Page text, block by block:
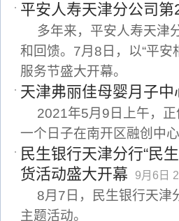
平安人寿天津分公司
多年来，平安人寿天津
和回馈。7月8日，以“平
服务节盛大开幕。
天津弗丽佳母婴月子中
2021年5月9日上午，正
一个日子在南开区融创中心
民生银行天津分行“民
货活动盛大开幕
9月6日
8月7日，民生银行天津
主题活动。